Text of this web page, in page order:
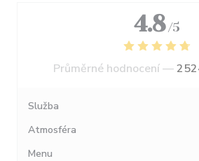
4.8 /5
Průměrné hodnocení —
Služba
Atmosféra
Menu